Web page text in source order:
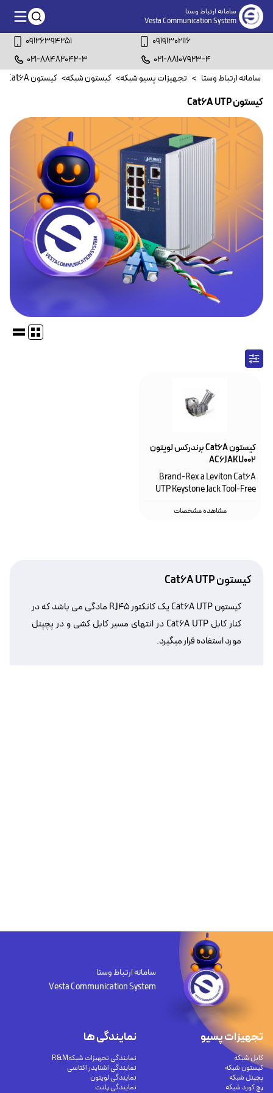
سامانه ارتباط وستا
Vesta Communication System
09126394251
09191302116
021-88482042-3
021-88107923-4
سامانه ارتباط وستا > تجهیزات پسیو شبکه> کیستون شبکه> کیستون Cat6A
کیستون Cat6A UTP
کیستون Cat6A برندرکس لویتون
AC6JAKU002
Brand-Rex a Leviton Cat6A
UTP Keystone Jack Tool-Free
مشاهده مشخصات
کیستون Cat6A UTP
کیستون Cat6A UTP یک کانکتور RJ45 مادگی می باشد که در
کنار کابل Cat6A UTP در انتهای مسیر کابل کشی و در پچپنل
مورد استفاده قرار میگیرد.
سامانه ارتباط وستا
Vesta Communication System
تجهیزات پسیو
کابل شبکه
کیستون شبکه
پچپنل شبکه
پچ کورد شبکه
نمایندگی ها
نمایندگی تجهیزات شبکهR&M
نمایندگی اشنایدر اکتاسی
نمایندگی لویتون
نمایندگی پلنت